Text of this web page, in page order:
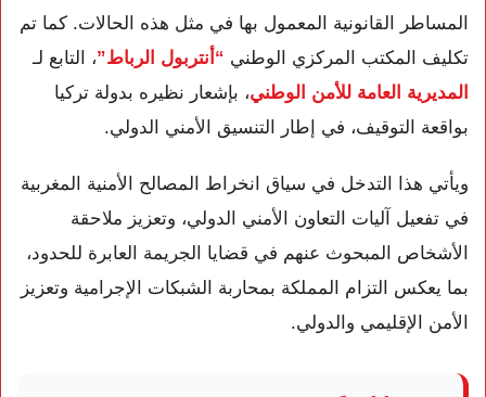
المساطر القانونية المعمول بها في مثل هذه الحالات. كما تم
تكليف المكتب المركزي الوطني “أنتربول الرباط”، التابع لـ
المديرية العامة للأمن الوطني، بإشعار نظيره بدولة تركيا
بواقعة التوقيف، في إطار التنسيق الأمني الدولي.
ويأتي هذا التدخل في سياق انخراط المصالح الأمنية المغربية
في تفعيل آليات التعاون الأمني الدولي، وتعزيز ملاحقة
الأشخاص المبحوث عنهم في قضايا الجريمة العابرة للحدود،
بما يعكس التزام المملكة بمحاربة الشبكات الإجرامية وتعزيز
الأمن الإقليمي والدولي.